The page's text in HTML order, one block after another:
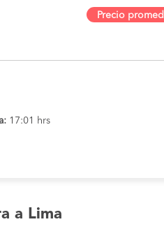
Precio
17:01 hrs
a Lima